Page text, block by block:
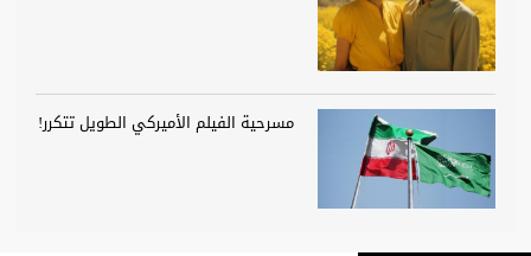
مسرحية الفيلم الأميركي الطويل تتكرر!